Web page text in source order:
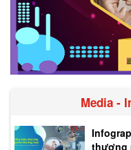
Media -
thương